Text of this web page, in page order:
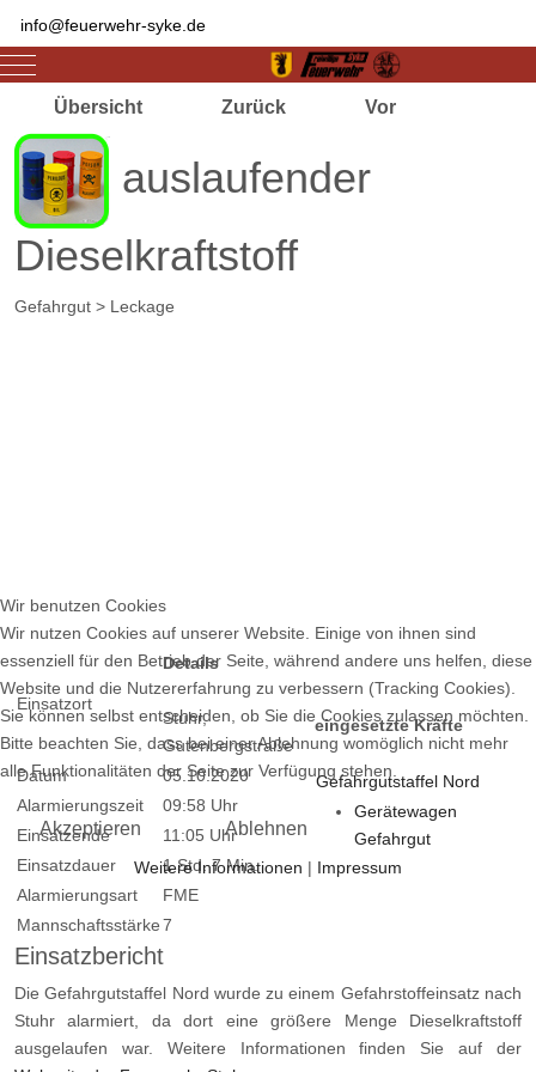
info@feuerwehr-syke.de
Mobile Menu Toggle
Übersicht Zurück Vor
auslaufender
Dieselkraftstoff
Gefahrgut > Leckage
Einsatzort
Details
Stuhr,
Gutenbergstraße
Datum
05.10.2020
Alarmierungszeit
09:58 Uhr
Einsatzende
11:05 Uhr
Einsatzdauer
1 Std. 7 Min.
Alarmierungsart
FME
Mannschaftsstärke7
eingesetzte Kräfte
Gefahrgutstaffel Nord
Gerätewagen
Gefahrgut
Einsatzbericht
Die Gefahrgutstaffel Nord wurde zu einem Gefahrstoffeinsatz nach
Stuhr alarmiert, da dort eine größere Menge Dieselkraftstoff
ausgelaufen war. Weitere Informationen finden Sie auf der
Wir benutzen Cookies
Wir nutzen Cookies auf unserer Website. Einige von ihnen sind
essenziell für den Betrieb der Seite, während andere uns helfen, diese
Website und die Nutzererfahrung zu verbessern (Tracking Cookies).
Sie können selbst entscheiden, ob Sie die Cookies zulassen möchten.
Bitte beachten Sie, dass bei einer Ablehnung womöglich nicht mehr
alle Funktionalitäten der Seite zur Verfügung stehen.
Akzeptieren Ablehnen
Weitere Informationen | Impressum